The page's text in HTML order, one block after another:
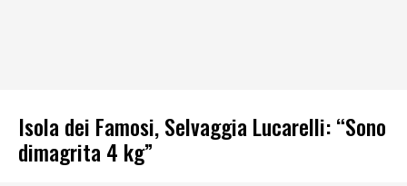
Isola dei Famosi, Selvaggia Lucarelli: “Sono
dimagrita 4 kg”